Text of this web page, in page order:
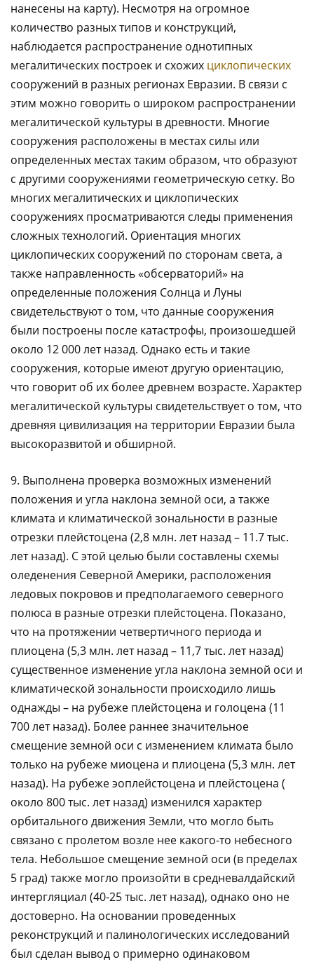
нанесены на карту). Несмотря на огромное
количество разных типов и конструкций,
наблюдается распространение однотипных
мегалитических построек и схожих циклопических
сооружений в разных регионах Евразии. В связи с
этим можно говорить о широком распространении
мегалитической культуры в древности. Многие
сооружения расположены в местах силы или
определенных местах таким образом, что образуют
с другими сооружениями геометрическую сетку. Во
многих мегалитических и циклопических
сооружениях просматриваются следы применения
сложных технологий. Ориентация многих
циклопических сооружений по сторонам света, а
также направленность «обсерваторий» на
определенные положения Солнца и Луны
свидетельствуют о том, что данные сооружения
были построены после катастрофы, произошедшей
около 12 000 лет назад. Однако есть и такие
сооружения, которые имеют другую ориентацию,
что говорит об их более древнем возрасте. Характер
мегалитической культуры свидетельствует о том, что
древняя цивилизация на территории Евразии была
высокоразвитой и обширной.
9. Выполнена проверка возможных изменений
положения и угла наклона земной оси, а также
климата и климатической зональности в разные
отрезки плейстоцена (2,8 млн. лет назад – 11.7 тыс.
лет назад). С этой целью были составлены схемы
оледенения Северной Америки, расположения
ледовых покровов и предполагаемого северного
полюса в разные отрезки плейстоцена. Показано,
что на протяжении четвертичного периода и
плиоцена (5,3 млн. лет назад – 11,7 тыс. лет назад)
существенное изменение угла наклона земной оси и
климатической зональности происходило лишь
однажды – на рубеже плейстоцена и голоцена (11
700 лет назад). Более раннее значительное
смещение земной оси с изменением климата было
только на рубеже миоцена и плиоцена (5,3 млн. лет
назад). На рубеже эоплейстоцена и плейстоцена (
около 800 тыс. лет назад) изменился характер
орбитального движения Земли, что могло быть
связано с пролетом возле нее какого-то небесного
тела. Небольшое смещение земной оси (в пределах
5 град) также могло произойти в средневалдайский
интергляциал (40-25 тыс. лет назад), однако оно не
достоверно. На основании проведенных
реконструкций и палинологических исследований
был сделан вывод о примерно одинаковом